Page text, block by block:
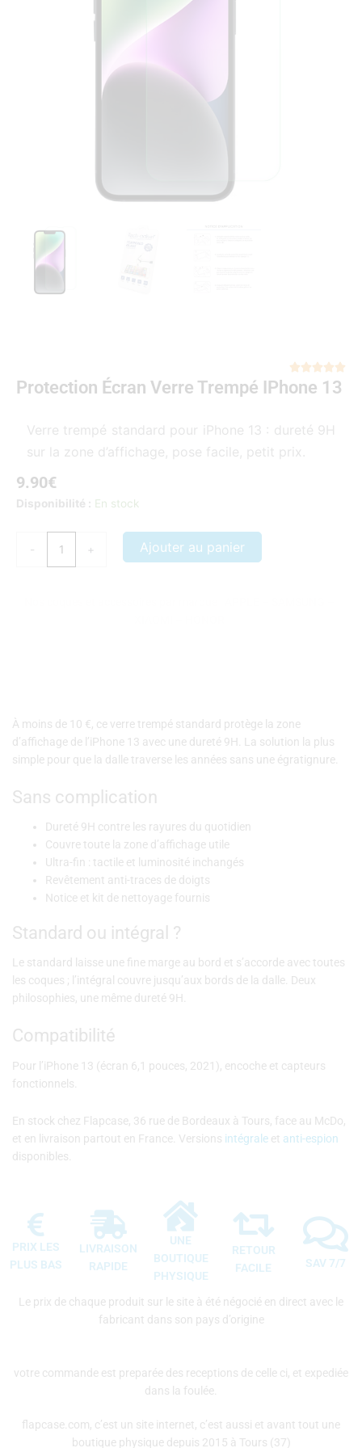

Protection Écran Verre Trempé IPhone 13
Verre trempé standard pour iPhone 13 : dureté 9H
sur la zone d’affichage, pose facile, petit prix.
9.90€
Disponibilité : En stock
-
quantité
+ Ajouter au panier
À moins de 10 €, ce verre trempé standard protège la zone
d’affichage de l’iPhone 13 avec une dureté 9H. La solution la plus
simple pour que la dalle traverse les années sans une égratignure.
Sans complication
Dureté 9H contre les rayures du quotidien
Couvre toute la zone d’affichage utile
Ultra-fin : tactile et luminosité inchangés
Revêtement anti-traces de doigts
Notice et kit de nettoyage fournis
Standard ou intégral ?
Le standard laisse une fine marge au bord et s’accorde avec toutes
les coques ; l’intégral couvre jusqu’aux bords de la dalle. Deux
philosophies, une même dureté 9H.
Compatibilité
Pour l’iPhone 13 (écran 6,1 pouces, 2021), encoche et capteurs
fonctionnels.
En stock chez Flapcase, 36 rue de Bordeaux à Tours, face au McDo,
et en livraison partout en France. Versions intégrale et anti-espion
disponibles.
PRIX LES
PLUS BAS
LIVRAISON
RAPIDE
UNE
BOUTIQUE
PHYSIQUE
RETOUR
FACILE
SAV 7/7
Le prix de chaque produit sur le site à été négocié en direct avec le
fabricant dans son pays d’origine
votre commande est preparée des receptions de celle ci, et expediée
dans la foulée.
flapcase.com, c’est un site internet, c’est aussi et avant tout une
boutique physique depuis 2015 à Tours (37)